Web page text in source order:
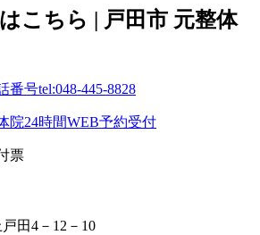
こちら | 戸田市 元整体
田4－12－10